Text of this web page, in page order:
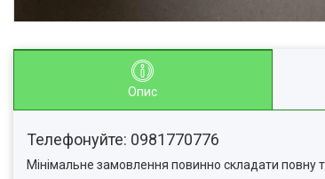
Опис
Телефонуйте: 0981770776
Мінімальне замовлення повинно складати повну